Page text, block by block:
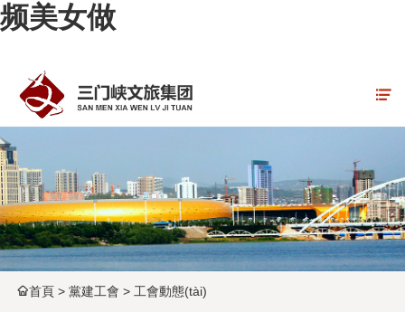
频美女做
首頁> 黨建工會 > 工會動態(tài)